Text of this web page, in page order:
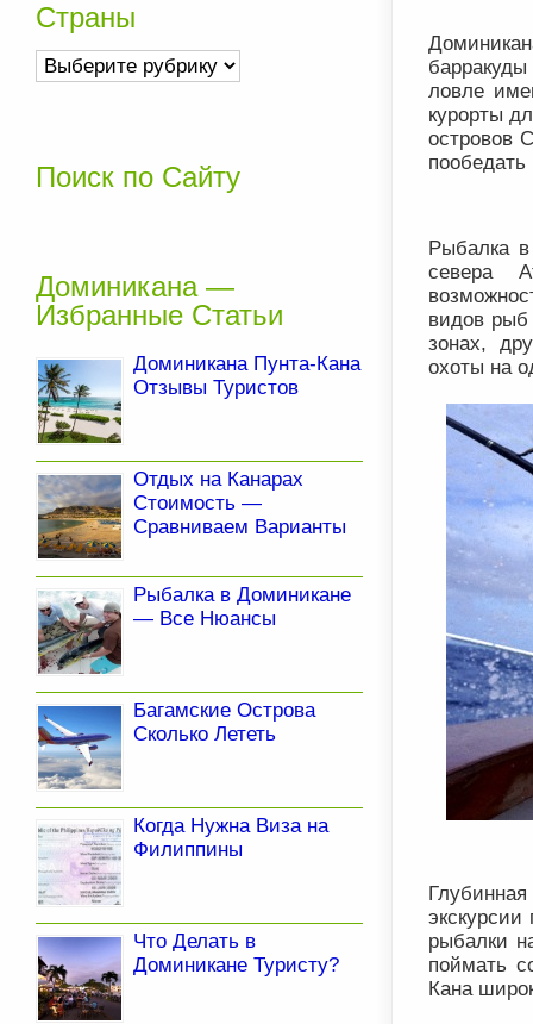
ловле
курорты
островов
Рыбалка
севера
видов рыб
зонах,
охоты на
рыбалки
поймать
Кана
Страны
Страны
Поиск по Сайту
Доминикана —
Избранные Статьи
Доминикана Пунта-Кана
Отзывы Туристов
Отдых на Канарах
Стоимость —
Сравниваем Варианты
Рыбалка в Доминикане
— Все Нюансы
Багамские Острова
Сколько Лететь
Когда Нужна Виза на
Филиппины
Что Делать в
Доминикане Туристу?